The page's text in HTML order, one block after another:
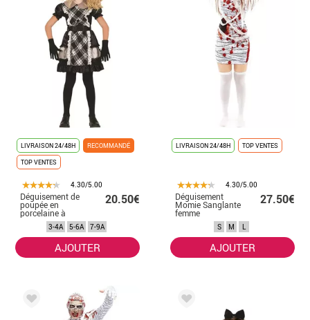
LIVRAISON 24/48H
RECOMMANDÉ
TOP VENTES
4.30/5.00
Déguisement de
poupée en
porcelaine à
carreaux pour
20.50€
3-4A 5-6A 7-9A
AJOUTER
LIVRAISON 24/48H TOP VENTES
4.30/5.00
Déguisement
Momie Sanglante
femme
27.50€
S M L
AJOUTER